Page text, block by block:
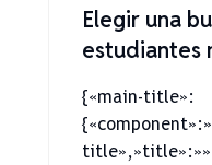
Elegir una
estudiantes
{«main-title»: